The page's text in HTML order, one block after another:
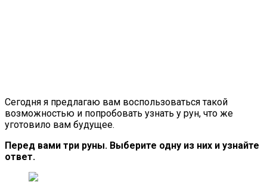
Сегодня я предлагаю вам воспользоваться такой
возможностью и попробовать узнать у рун, что же
уготовило вам будущее.
Перед вами три руны. Выберите одну из них и узнайте
ответ.